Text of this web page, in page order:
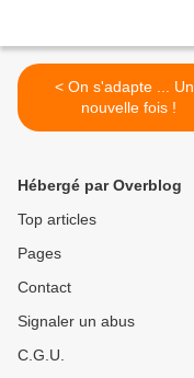
< On s'adapte ... Une
nouvelle fois !
Hébergé par Overblog
Top articles
Pages
Contact
Signaler un abus
C.G.U.